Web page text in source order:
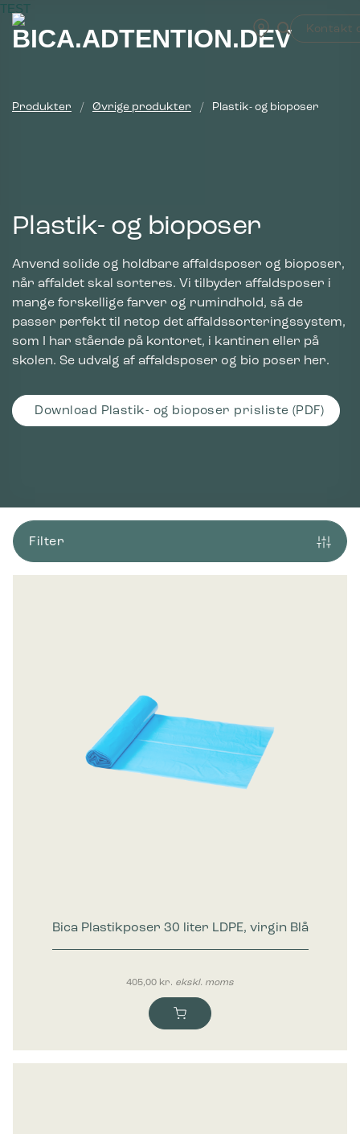
TEST
Fortsæt
indhold
Kontakt
Plastik- og bioposer
Anvend solide og holdbare affaldsposer og bioposer,
når affaldet skal sorteres. Vi tilbyder affaldsposer i
mange forskellige farver og rumindhold, så de
passer perfekt til netop det affaldssorteringssystem,
som I har stående på kontoret, i kantinen eller på
skolen. Se udvalg af affaldsposer og bio poser her.
Produkter / Øvrige produkter / Plastik- og bioposer
Download Plastik- og bioposer prisliste (PDF)
Filter
Bica Plastikposer 30 liter LDPE, virgin Blå
405,00 kr. ekskl. moms